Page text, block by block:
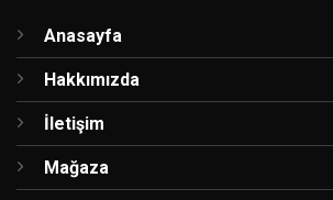
Anasayfa
Hakkımızda
İletişim
Mağaza